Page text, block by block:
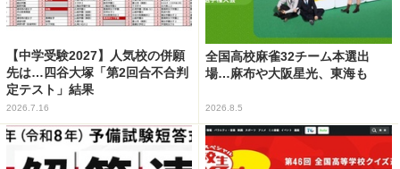
【中学受験2027】人気校の併願
先は…四谷大塚「第2回合不合判
定テスト」結果
2026.7.16
全国高校麻雀32チーム本選出
場…麻布や大阪星光、東海も
2026.8.5